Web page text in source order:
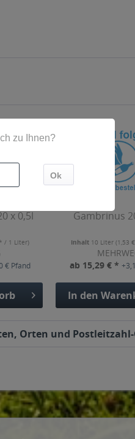
x 0,5l
/ 1 Liter)
€ Pfand
Gambrinus
Inhalt 10 Liter (1,53
ab 15,29 € *
In den
Orten und